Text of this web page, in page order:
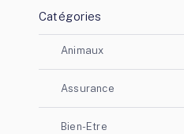
Catégories
Animaux
Assurance
Bien-Etre